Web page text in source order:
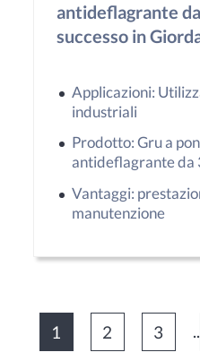
antideflagrante
successo in
Applicazioni:
industriali
Prodotto: Gru a
antideflagrante da
Vantaggi:
manutenzione
1 2 3 ..